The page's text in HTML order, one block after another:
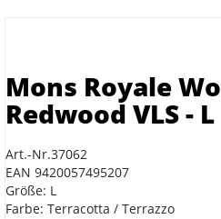
Mons Royale
Redwood VLS - L
Art.-Nr.37062
EAN 9420057495207
Größe: L
Farbe: Terracotta / Terrazzo